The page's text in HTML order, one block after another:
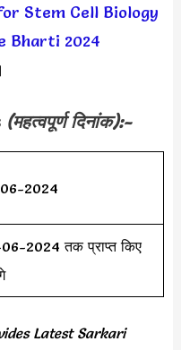
Stem Cell Biology
Bharti 2024
(महत्वपूर्ण दिनांक):-
2024
2024 तक प्राप्त किए
Latest Sarkari